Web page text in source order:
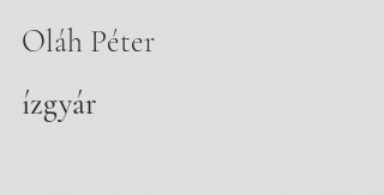
Oláh Péter
ízgyár